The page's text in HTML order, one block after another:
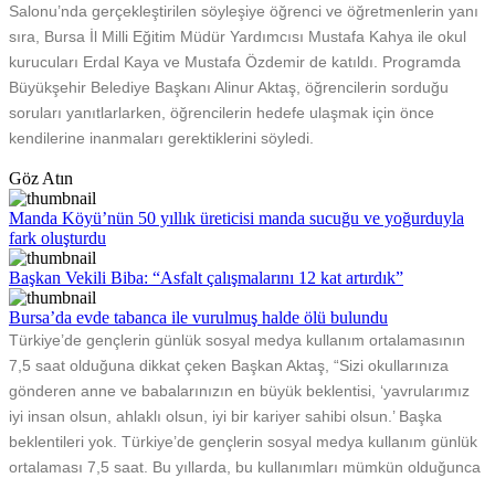
Salonu’nda gerçekleştirilen söyleşiye öğrenci ve öğretmenlerin yanı
sıra, Bursa İl Milli Eğitim Müdür Yardımcısı Mustafa Kahya ile okul
kurucuları Erdal Kaya ve Mustafa Özdemir de katıldı. Programda
Büyükşehir Belediye Başkanı Alinur Aktaş, öğrencilerin sorduğu
soruları yanıtlarlarken, öğrencilerin hedefe ulaşmak için önce
kendilerine inanmaları gerektiklerini söyledi.
Göz Atın
Manda Köyü’nün 50 yıllık üreticisi manda sucuğu ve yoğurduyla
fark oluşturdu
Başkan Vekili Biba: “Asfalt çalışmalarını 12 kat artırdık”
Bursa’da evde tabanca ile vurulmuş halde ölü bulundu
Türkiye’de gençlerin günlük sosyal medya kullanım ortalamasının
7,5 saat olduğuna dikkat çeken Başkan Aktaş, “Sizi okullarınıza
gönderen anne ve babalarınızın en büyük beklentisi, ‘yavrularımız
iyi insan olsun, ahlaklı olsun, iyi bir kariyer sahibi olsun.’ Başka
beklentileri yok. Türkiye’de gençlerin sosyal medya kullanım günlük
ortalaması 7,5 saat. Bu yıllarda, bu kullanımları mümkün olduğunca